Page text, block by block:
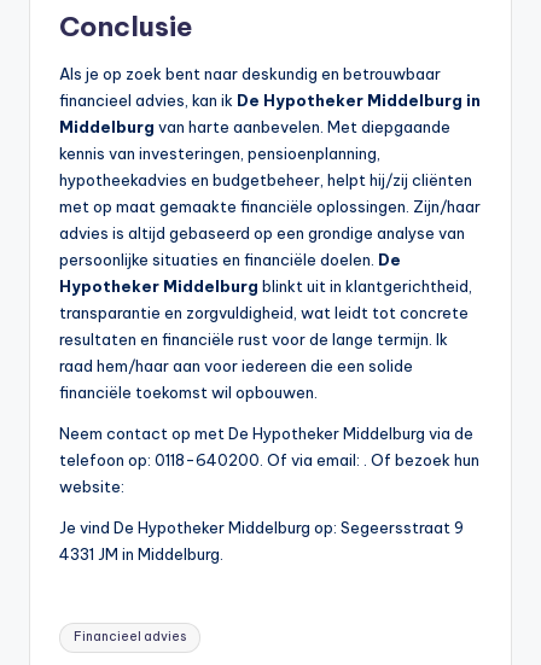
Conclusie
Als je op zoek bent naar deskundig en betrouwbaar
financieel advies, kan ik De Hypotheker Middelburg in
Middelburg van harte aanbevelen. Met diepgaande
kennis van investeringen, pensioenplanning,
hypotheekadvies en budgetbeheer, helpt hij/zij cliënten
met op maat gemaakte financiële oplossingen. Zijn/haar
advies is altijd gebaseerd op een grondige analyse van
persoonlijke situaties en financiële doelen. De
Hypotheker Middelburg blinkt uit in klantgerichtheid,
transparantie en zorgvuldigheid, wat leidt tot concrete
resultaten en financiële rust voor de lange termijn. Ik
raad hem/haar aan voor iedereen die een solide
financiële toekomst wil opbouwen.
Neem contact op met De Hypotheker Middelburg via de
telefoon op: 0118-640200. Of via email:
. Of bezoek hun
website:
Je vind De Hypotheker Middelburg op: Segeersstraat 9
4331 JM in Middelburg.
Tags:
Financieel advies